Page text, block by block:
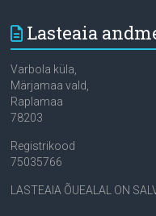
Lasteaia
Varbola küla,
Märjamaa vald,
Raplamaa
78203
Registrikood
75035766
LASTEAIA ÕUEALAL ON